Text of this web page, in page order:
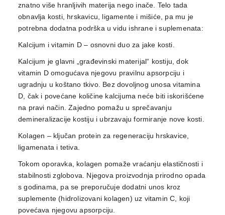
znatno više hranljivih materija nego inače. Telo tada
obnavlja kosti, hrskavicu, ligamente i mišiće, pa mu je
potrebna dodatna podrška u vidu ishrane i suplemenata:
Kalcijum i vitamin D – osnovni duo za jake kosti.
Kalcijum je glavni „građevinski materijal“ kostiju, dok
vitamin D omogućava njegovu pravilnu apsorpciju i
ugradnju u koštano tkivo. Bez dovoljnog unosa vitamina
D, čak i povećane količine kalcijuma neće biti iskorišćene
na pravi način. Zajedno pomažu u sprečavanju
demineralizacije kostiju i ubrzavaju formiranje nove kosti.
Kolagen – ključan protein za regeneraciju hrskavice,
ligamenata i tetiva.
Tokom oporavka, kolagen pomaže vraćanju elastičnosti i
stabilnosti zglobova. Njegova proizvodnja prirodno opada
s godinama, pa se preporučuje dodatni unos kroz
suplemente (hidrolizovani kolagen) uz vitamin C, koji
povećava njegovu apsorpciju.